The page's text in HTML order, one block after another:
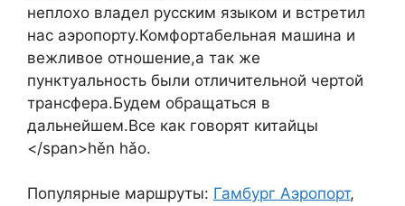
неплохо владел русским языком и встретил
нас аэропорту.Комфортабельная машина и
вежливое отношение,а так же
пунктуальность были отличительной чертой
трансфера.Будем обращаться в
дальнейшем.Все как говорят китайцы
</span>hěn hǎo.
Популярные маршруты: Гамбург Аэропорт,